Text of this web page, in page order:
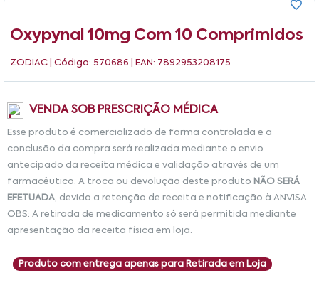
Oxypynal 10mg Com 10 Comprimidos
ZODIAC | Código: 570686 | EAN: 7892953208175
VENDA SOB PRESCRIÇÃO MÉDICA
Esse produto é comercializado de forma controlada e a
conclusão da compra será realizada mediante o envio
antecipado da receita médica e validação através de um
farmacêutico. A troca ou devolução deste produto NÃO SERÁ
EFETUADA, devido a retenção de receita e notificação à ANVISA.
OBS: A retirada de medicamento só será permitida mediante
apresentação da receita física em loja.
Produto com entrega apenas para Retirada em Loja